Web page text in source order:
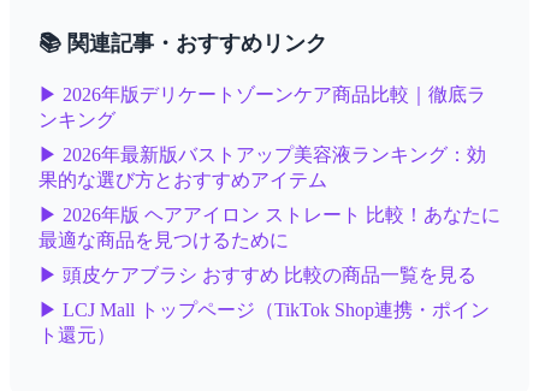
📚 関連記事・おすすめリンク
▶ 2026年版デリケートゾーンケア商品比較｜徹底ラ
ンキング
▶ 2026年最新版バストアップ美容液ランキング：効
果的な選び方とおすすめアイテム
▶ 2026年版 ヘアアイロン ストレート 比較！あなたに
最適な商品を見つけるために
▶ 頭皮ケアブラシ おすすめ 比較の商品一覧を見る
▶ LCJ Mall トップページ（TikTok Shop連携・ポイン
ト還元）